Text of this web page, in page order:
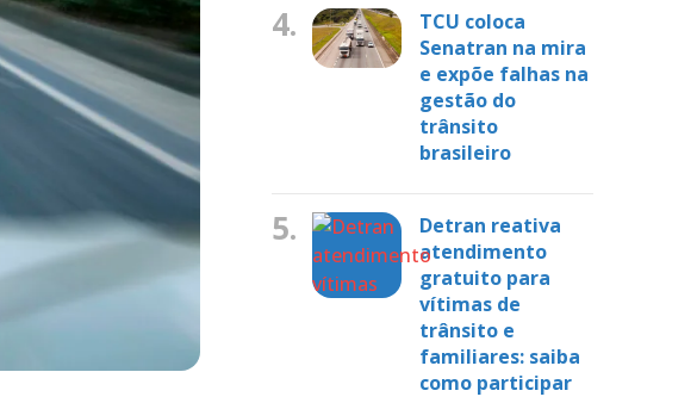
4.
TCU coloca
Senatran na mira
e expõe falhas na
gestão do
trânsito
brasileiro
5.
Detran reativa
atendimento
gratuito para
vítimas de
trânsito e
familiares: saiba
como participar